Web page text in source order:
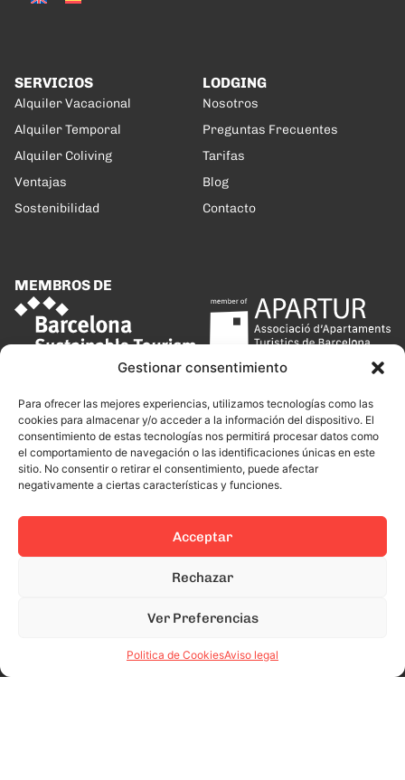
Gestionar consentimiento
Para ofrecer las mejores experiencias, utilizamos tecnologías como las
cookies para almacenar y/o acceder a la información del dispositivo. El
consentimiento de estas tecnologías nos permitirá procesar datos como
el comportamiento de navegación o las identificaciones únicas en este
sitio. No consentir o retirar el consentimiento, puede afectar
negativamente a ciertas características y funciones.
Acceptar
Rechazar
Ver Preferencias
Politica de CookiesAviso legal
SERVICIOS
Alquiler Vacacional
Alquiler Temporal
Alquiler Coliving
Ventajas
Sostenibilidad
LODGING
Nosotros
Preguntas Frecuentes
Tarifas
Blog
Contacto
MEMBROS DE
This site is protected by reCAPTCHA and the Google